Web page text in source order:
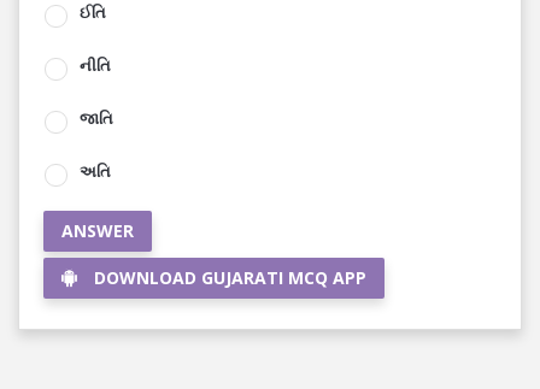
ઈતિ
નીતિ
જાતિ
અતિ
ANSWER
DOWNLOAD GUJARATI MCQ APP